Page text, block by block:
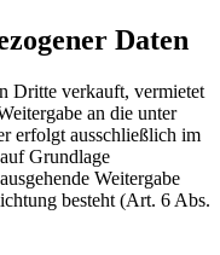
Daten
Dritte verkauft, vermietet
an die unter
erfolgt ausschließlich im
Grundlage
Weitergabe
besteht (Art. 6 Abs.